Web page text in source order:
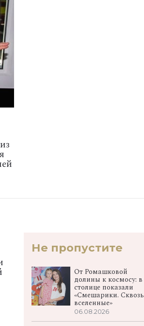
Не пропустите
От Ромашковой
долины к космосу: в
столице показали
«Смешарики. Сквозь
вселенные»
06.08.2026